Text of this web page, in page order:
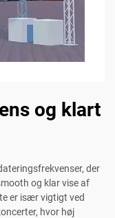
og klart
der
og klar vise af
er især vigtigt ved
hvor høj